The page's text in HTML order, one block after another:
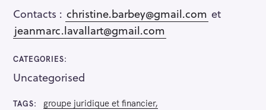
Contacts : christine.barbey@gmail.com et
jeanmarc.lavallart@gmail.com
CATEGORIES
Uncategorised
TAGS
groupe juridique et financier